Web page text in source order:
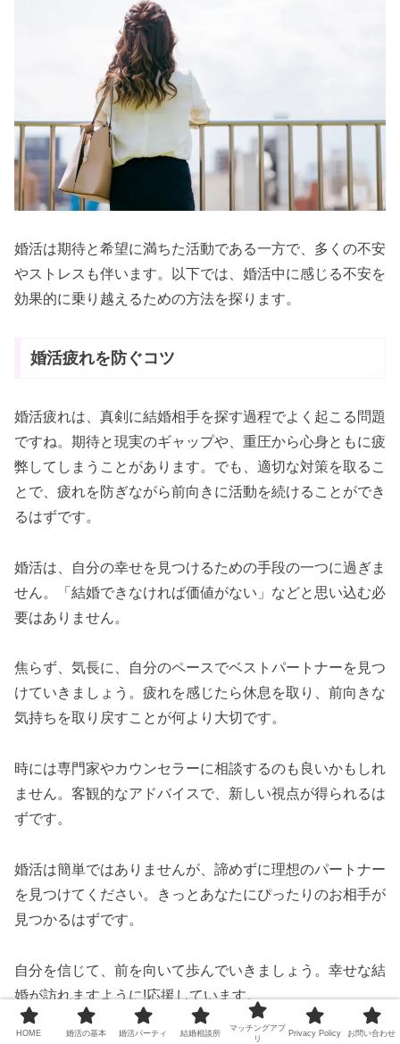
婚活は期待と希望に満ちた活動である一方で、多くの不安
やストレスも伴います。以下では、婚活中に感じる不安を
効果的に乗り越えるための方法を探ります。
婚活疲れを防ぐコツ
婚活疲れは、真剣に結婚相手を探す過程でよく起こる問題
ですね。期待と現実のギャップや、重圧から心身ともに疲
弊してしまうことがあります。でも、適切な対策を取るこ
とで、疲れを防ぎながら前向きに活動を続けることができ
るはずです。
婚活は、自分の幸せを見つけるための手段の一つに過ぎま
せん。「結婚できなければ価値がない」などと思い込む必
要はありません。
焦らず、気長に、自分のペースでベストパートナーを見つ
けていきましょう。疲れを感じたら休息を取り、前向きな
気持ちを取り戻すことが何より大切です。
時には専門家やカウンセラーに相談するのも良いかもしれ
ません。客観的なアドバイスで、新しい視点が得られるは
ずです。
婚活は簡単ではありませんが、諦めずに理想のパートナー
を見つけてください。きっとあなたにぴったりのお相手が
見つかるはずです。
自分を信じて、前を向いて歩んでいきましょう。幸せな結
婚が訪れますように!応援しています。
HOME 婚活の基本 婚活パーティ 結婚相談所
マッチングアプ
リ
Privacy Policy お問い合わせ